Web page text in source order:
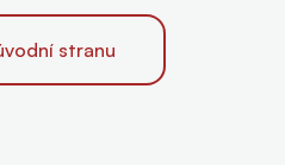
stranu